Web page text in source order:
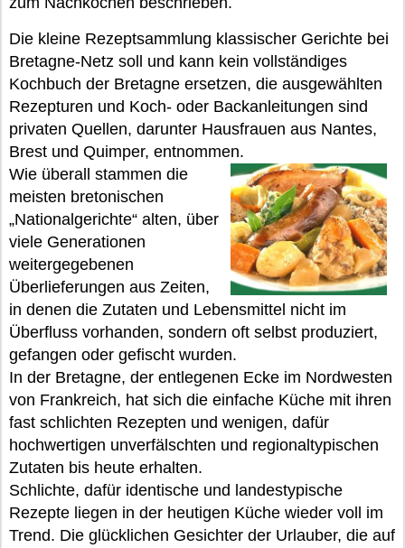
Die kleine Rezeptsammlung klassischer Gerichte bei
Bretagne-Netz soll und kann kein vollständiges
Kochbuch der Bretagne ersetzen, die ausgewählten
Rezepturen und Koch- oder Backanleitungen sind
privaten Quellen, darunter Hausfrauen aus Nantes,
Brest und Quimper, entnommen.
Wie überall stammen die
meisten bretonischen
„Nationalgerichte“ alten, über
viele Generationen
weitergegebenen
Überlieferungen aus Zeiten,
in denen die Zutaten und Lebensmittel nicht im
Überfluss vorhanden, sondern oft selbst produziert,
gefangen oder gefischt wurden.
In der Bretagne, der entlegenen Ecke im Nordwesten
von Frankreich, hat sich die einfache Küche mit ihren
fast schlichten Rezepten und wenigen, dafür
hochwertigen unverfälschten und regionaltypischen
Zutaten bis heute erhalten.
Schlichte, dafür identische und landestypische
Rezepte liegen in der heutigen Küche wieder voll im
Trend. Die glücklichen Gesichter der Urlauber, die auf